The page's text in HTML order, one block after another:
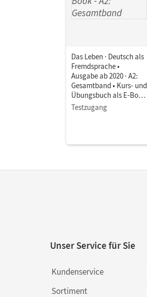
Das Leben · Deutsch als
Fremdsprache •
Ausgabe ab 2020 · A2:
Gesamtband • Kurs- und
Übungsbuch als E-Book
Mit Medien
Testzugang
Unser Service für Sie
Kundenservice
Sortiment